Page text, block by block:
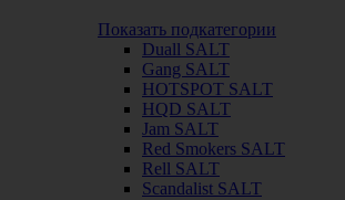
Показать подкатегории
Duall SALT
Gang SALT
HOTSPOT SALT
HQD SALT
Jam SALT
Red Smokers SALT
Rell SALT
Scandalist SALT